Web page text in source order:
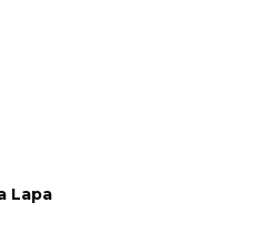
Lapa